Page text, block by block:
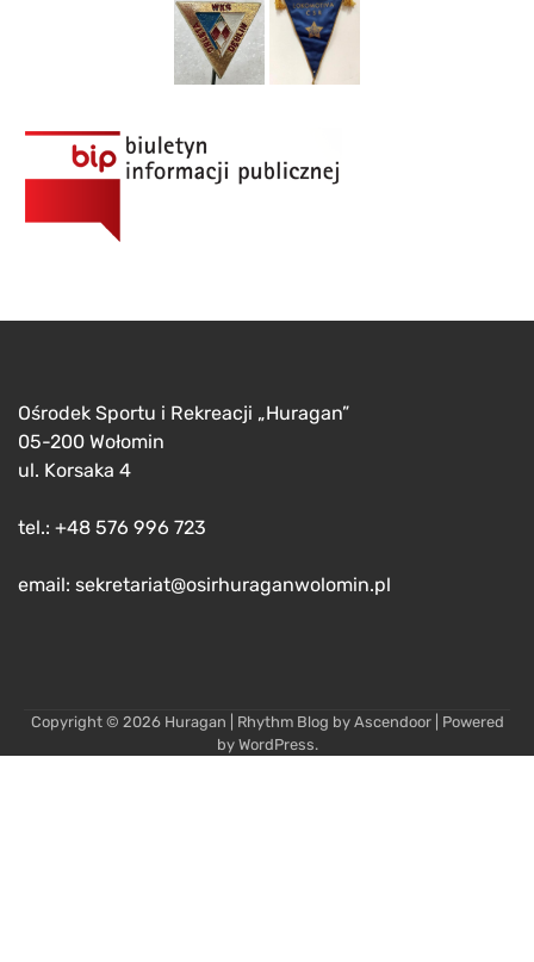
Ośrodek Sportu i Rekreacji „Huragan”
05-200 Wołomin
ul. Korsaka 4
tel.: +48 576 996 723
email: sekretariat@osirhuraganwolomin.pl
Copyright © 2026 Huragan | Rhythm Blog by Ascendoor| Powered
by WordPress.